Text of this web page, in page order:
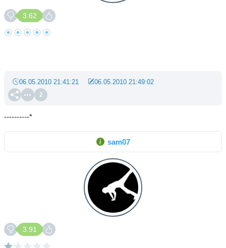
3.62
2
06.05.2010 21:41:21 06.05.2010 21:49:02
----------*
sam07
3.91